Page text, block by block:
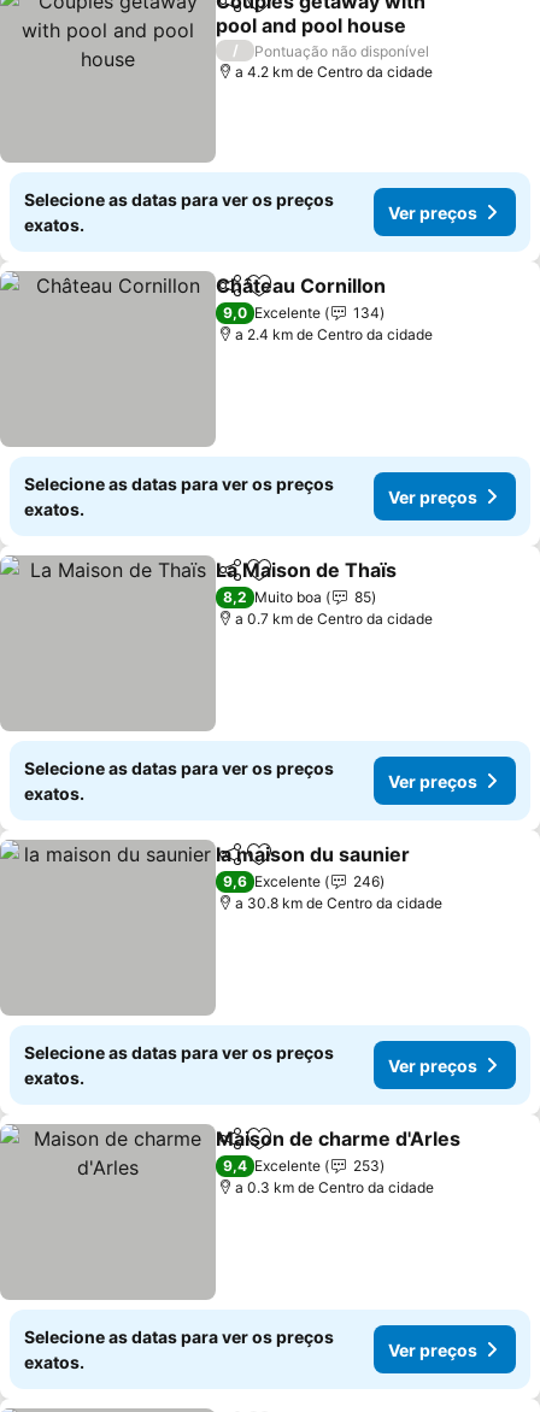
PartilharAdicionar aos favoritos
pool and pool house
Ver preços
/
Pontuação não disponível
a 4.2 km de Centro da cidade
Selecione as datas para ver os preços
exatos.
Ver preços
PartilharAdicionar aos favoritos
Château Cornillon
9,0 Excelente
134
a 2.4 km de Centro da cidade
Selecione as datas para ver os preços
exatos.
Ver preços
PartilharAdicionar aos favoritos
La Maison de Thaïs
8,2 Muito boa
85
a 0.7 km de Centro da cidade
Selecione as datas para ver os preços
exatos.
Ver preços
PartilharAdicionar aos favoritos
la maison du saunier
9,6 Excelente
246
a 30.8 km de Centro da cidade
Selecione as datas para ver os preços
exatos.
Ver preços
PartilharAdicionar aos favoritos
Maison de charme d'Arles
9,4 Excelente
253
a 0.3 km de Centro da cidade
Selecione as datas para ver os preços
exatos.
Ver preços